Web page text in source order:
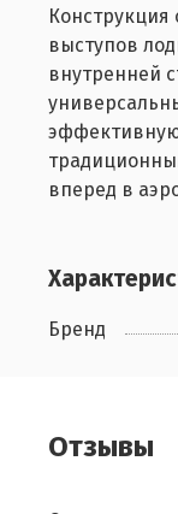
выступов
внутренней
вперед в
Бренд
Отзывы